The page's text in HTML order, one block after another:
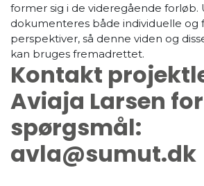
former sig i de videregående forløb.
dokumenteres både individuelle og
perspektiver, så denne viden og
kan bruges fremadrettet.
Kontakt
Aviaja Larsen for
spørgsmål:
avla@sumut.dk